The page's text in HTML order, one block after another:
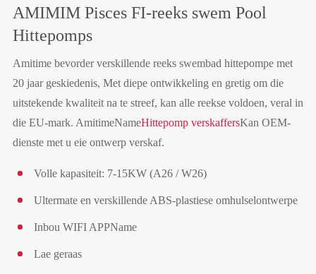
AMIMIM Pisces FI-reeks swem Pool
Hittepomps
Amitime bevorder verskillende reeks swembad hittepompe met
20 jaar geskiedenis, Met diepe ontwikkeling en gretig om die
uitstekende kwaliteit na te streef, kan alle reekse voldoen, veral in
die EU-mark. AmitimeNameHittepomp verskaffersKan OEM-
dienste met u eie ontwerp verskaf.
Volle kapasiteit: 7-15KW (A26 / W26)
Ultermate en verskillende ABS-plastiese omhulselontwerpe
Inbou WIFI APPName
Lae geraas